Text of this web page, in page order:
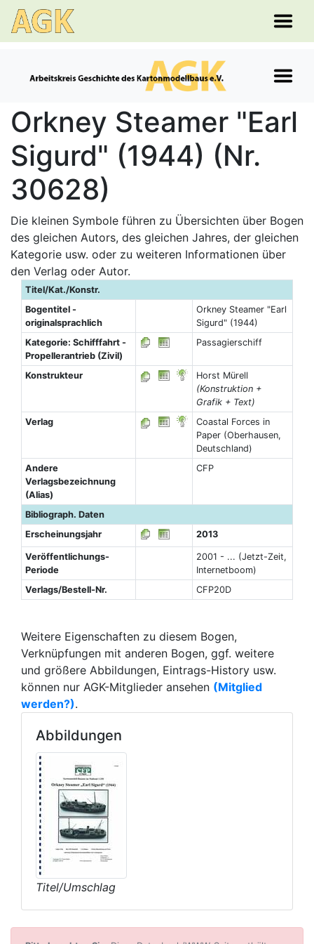
Orkney Steamer "Earl
Sigurd" (1944) (Nr.
30628)
Die kleinen Symbole führen zu Übersichten über Bogen
des gleichen Autors, des gleichen Jahres, der gleichen
Kategorie usw. oder zu weiteren Informationen über
den Verlag oder Autor.
Titel/Kat./Konstr.
Bogentitel -
originalsprachlich
Orkney Steamer "Earl
Sigurd" (1944)
Kategorie: Schifffahrt -
Propellerantrieb (Zivil)
Passagierschiff
Konstrukteur
Horst Mürell
(Konstruktion +
Grafik + Text)
Verlag
Coastal Forces in
Paper (Oberhausen,
Deutschland)
Andere
Verlagsbezeichnung
(Alias)
CFP
Bibliograph. Daten
Erscheinungsjahr
2013
Veröffentlichungs-
Periode
2001 - ... (Jetzt-Zeit,
Internetboom)
Verlags/Bestell-Nr.
CFP20D
Weitere Eigenschaften zu diesem Bogen,
Verknüpfungen mit anderen Bogen, ggf. weitere
und größere Abbildungen, Eintrags-History usw.
können nur AGK-Mitglieder ansehen (Mitglied
werden?).
Abbildungen
Titel/Umschlag